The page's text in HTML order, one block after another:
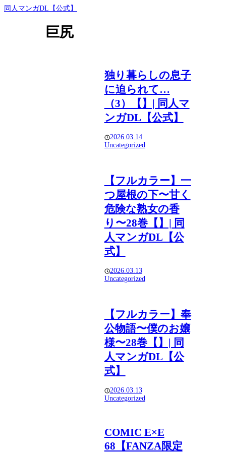
同人マンガDL【公式】
巨尻
独り暮らしの息子
に迫られて…
（3）【】| 同人マ
ンガDL【公式】
2026.03.14
Uncategorized
【フルカラー】一
つ屋根の下〜甘く
危険な熟女の香
り〜28巻【】| 同
人マンガDL【公
式】
2026.03.13
Uncategorized
【フルカラー】奉
公物語〜僕のお嬢
様〜28巻【】| 同
人マンガDL【公
式】
2026.03.13
Uncategorized
COMIC E×E
68【FANZA限定